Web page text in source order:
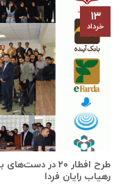
طرح افطار ۲۰ در
رهیاب رایان فردا
۱۳
خرداد